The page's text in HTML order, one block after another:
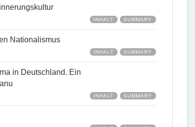
INHALT SUMMARY
Nationalismus
INHALT SUMMARY
in Deutschland. Ein
INHALT SUMMARY